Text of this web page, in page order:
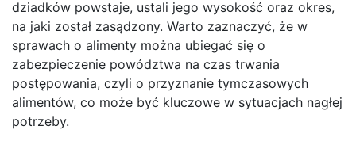
dziadków powstaje, ustali jego wysokość oraz okres,
na jaki został zasądzony. Warto zaznaczyć, że w
sprawach o alimenty można ubiegać się o
zabezpieczenie powództwa na czas trwania
postępowania, czyli o przyznanie tymczasowych
alimentów, co może być kluczowe w sytuacjach nagłej
potrzeby.